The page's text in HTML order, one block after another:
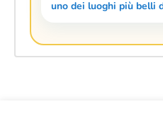
uno dei luoghi più belli